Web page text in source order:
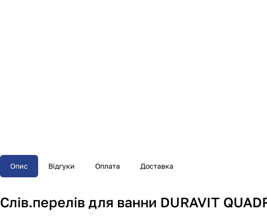
Опис Відгуки Оплата Доставка
Слів.перелів для ванни DURAVIT